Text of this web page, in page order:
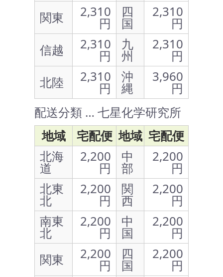
関東
2,310
円
四
国
2,310
円
信越
2,310
円
九
州
2,310
円
北陸
2,310
円
沖
縄
3,960
円
配送分類 … 七星化学研究所
地域
宅配便 地域 宅配便
北海
道
2,200
円
中
部
2,200
円
北東
北
2,200
円
関
西
2,200
円
南東
北
2,200
円
中
国
2,200
円
関東
2,200
円
四
国
2,200
円